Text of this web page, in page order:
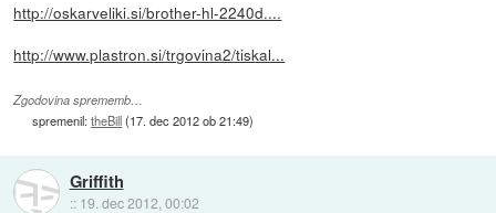
http://oskarveliki.si/brother-hl-2240d....
http://www.plastron.si/trgovina2/tiskal...
Zgodovina sprememb…
spremenil:theBill(17. dec 2012 ob 21:49)
Griffith
:: 19. dec 2012, 00:02